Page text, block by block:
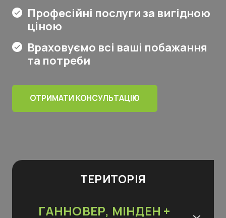
Професійні послуги за вигідною
ціною
Враховуємо всі ваші побажання
та потреби
ОТРИМАТИ КОНСУЛЬТАЦІЮ
ТЕРИТОРІЯ
ГАННОВЕР, МІНДЕН +